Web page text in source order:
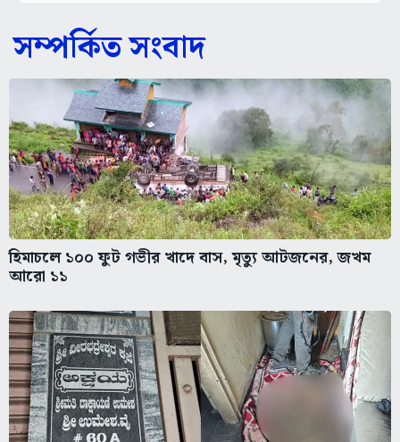
সম্পর্কিত সংবাদ
হিমাচলে ১০০ ফুট গভীর খাদে বাস, মৃত্যু আটজনের, জখম
আরো ১১